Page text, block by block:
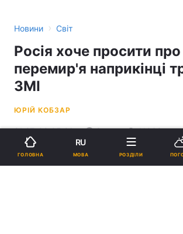
Новини › Світ
Росія хоче просити
перемир'я наприкінці
ЗМІ
ЮРІЙ КОБЗАР
21:27, 09.05.26 2 хв. 11039
Підпишіться на нас в
ГОЛОВНА
RU
МОВА РОЗДІЛИ